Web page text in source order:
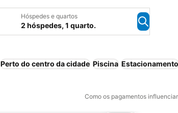
Hóspedes e quartos
2 hóspedes, 1 quarto.
Perto do centro da cidade Piscina
Como os pagamentos